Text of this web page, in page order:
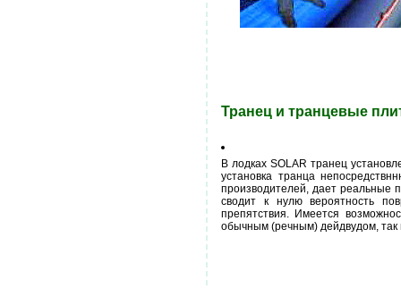
Транец и транцевые
В лодках SOLAR транец
установка транца
производителей, дает реальные
сводит к нулю вероятность
препятствия. Имеется
обычным (речным) дейдвудом,